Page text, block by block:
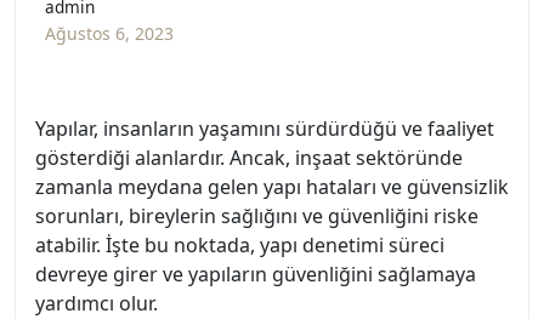
admin
Ağustos 6, 2023
Yapılar, insanların yaşamını sürdürdüğü ve faaliyet
gösterdiği alanlardır. Ancak, inşaat sektöründe
zamanla meydana gelen yapı hataları ve güvensizlik
sorunları, bireylerin sağlığını ve güvenliğini riske
atabilir. İşte bu noktada, yapı denetimi süreci
devreye girer ve yapıların güvenliğini sağlamaya
yardımcı olur.